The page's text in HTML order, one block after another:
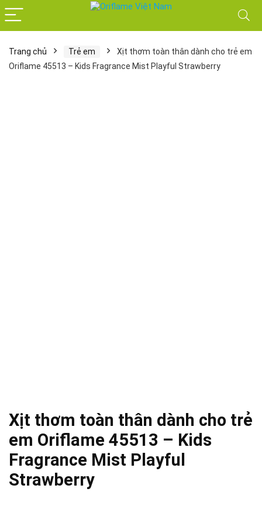
Trang chủ Trẻ em
Xịt thơm toàn thân dành cho trẻ em
Oriflame 45513 – Kids Fragrance Mist Playful Strawberry
Xịt thơm toàn thân dành cho trẻ
em Oriflame 45513 – Kids
Fragrance Mist Playful
Strawberry